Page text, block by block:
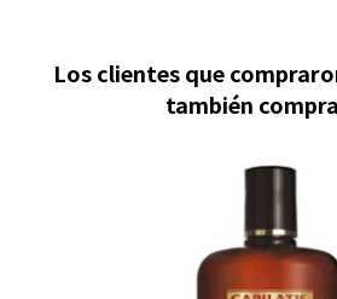
Los clientes que
también